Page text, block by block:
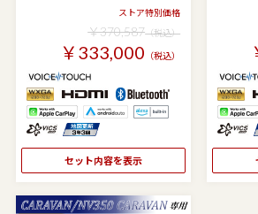
ストア特別価格
￥370,587（税込）
￥333,000 （税込）
セット内容を表示